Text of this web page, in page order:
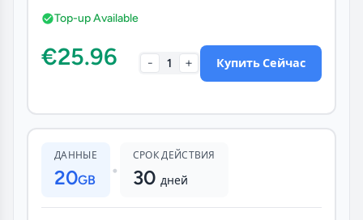
Top-up Available
€25.96 - 1 + Купить Сейчас
ДАННЫЕ
20GB •
СРОК ДЕЙСТВИЯ
30 дней